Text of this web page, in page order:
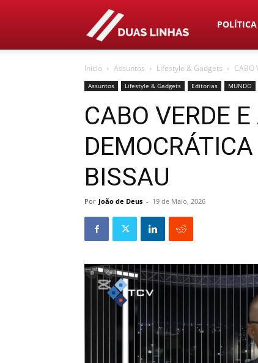
Duas
Linhas
POLÍTICA
Início Assuntos Lifestyle & Gadgets CABO
Assuntos Lifestyle & Gadgets Editorias MUNDO
CABO VERDE
BISSAU
Por João de Deus - 19 de Maio, 2026